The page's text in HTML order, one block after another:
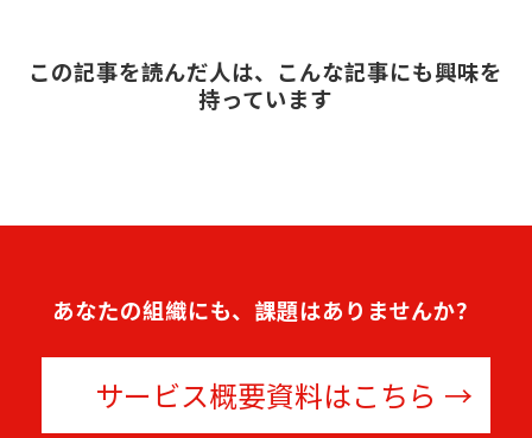
この記事を読んだ人は、こんな記事にも興味を
持っています
あなたの組織にも、課題はありませんか？
サービス概要資料はこちら